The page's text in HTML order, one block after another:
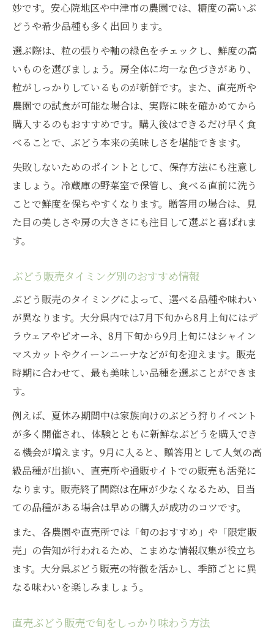
妙です。安心院地区や中津市の農園では、糖度の高いぶ
どうや希少品種も多く出回ります。
選ぶ際は、粒の張りや軸の緑色をチェックし、鮮度の高
いものを選びましょう。房全体に均一な色づきがあり、
粒がしっかりしているものが新鮮です。また、直売所や
農園での試食が可能な場合は、実際に味を確かめてから
購入するのもおすすめです。購入後はできるだけ早く食
べることで、ぶどう本来の美味しさを堪能できます。
失敗しないためのポイントとして、保存方法にも注意し
ましょう。冷蔵庫の野菜室で保管し、食べる直前に洗う
ことで鮮度を保ちやすくなります。贈答用の場合は、見
た目の美しさや房の大きさにも注目して選ぶと喜ばれま
す。
ぶどう販売タイミング別のおすすめ情報
ぶどう販売のタイミングによって、選べる品種や味わい
が異なります。大分県内では7月下旬から8月上旬にはデ
ラウェアやピオーネ、8月下旬から9月上旬にはシャイン
マスカットやクイーンニーナなどが旬を迎えます。販売
時期に合わせて、最も美味しい品種を選ぶことができま
す。
例えば、夏休み期間中は家族向けのぶどう狩りイベント
が多く開催され、体験とともに新鮮なぶどうを購入でき
る機会が増えます。9月に入ると、贈答用として人気の高
級品種が出揃い、直売所や通販サイトでの販売も活発に
なります。販売終了間際は在庫が少なくなるため、目当
ての品種がある場合は早めの購入が成功のコツです。
また、各農園や直売所では「旬のおすすめ」や「限定販
売」の告知が行われるため、こまめな情報収集が役立ち
ます。大分県ぶどう販売の特徴を活かし、季節ごとに異
なる味わいを楽しみましょう。
直売ぶどう販売で旬をしっかり味わう方法